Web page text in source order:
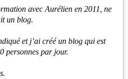
avec Aurélien en 2011, ne
un blog.
et j’ai créé un blog qui est
personnes par jour.